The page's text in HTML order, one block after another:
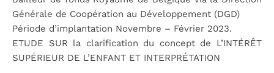
Générale de Coopération au Développement (DGD)
Période d’implantation Novembre – Février 2023.
ETUDE SUR la clarification du concept de L’INTÉRÊT
SUPÉRIEUR DE L’ENFANT ET INTERPRÉTATION